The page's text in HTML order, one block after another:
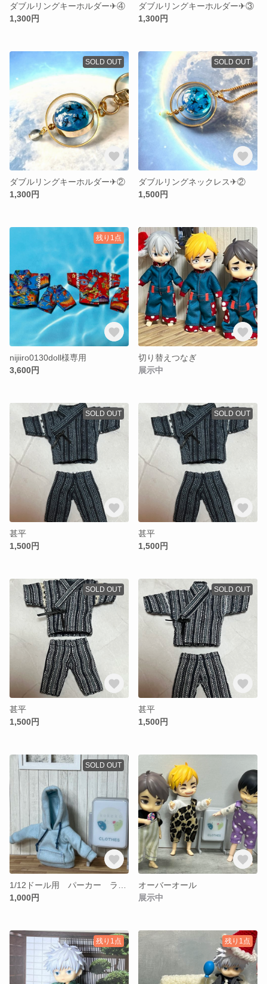
ダブルリングキーホルダー✈︎④
1,300円
ダブルリングキーホルダー✈︎③
1,300円
SOLD OUT
ダブルリングキーホルダー✈︎②
1,300円
SOLD OUT
ダブルリングネックレス✈︎②
1,500円
残り1点
nijiiro0130doll様専用
3,600円
切り替えつなぎ
展示中
SOLD OUT
甚平
1,500円
SOLD OUT
甚平
1,500円
SOLD OUT
甚平
1,500円
SOLD OUT
甚平
1,500円
SOLD OUT
1,000円
オーバーオール
展示中
残り1点 残り1点